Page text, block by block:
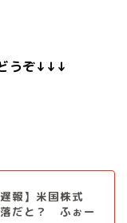
うぞ↓↓↓
遅報】米国株式
だと？ ふぉー